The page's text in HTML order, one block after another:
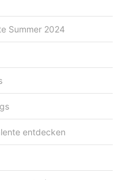
Summer 2024
entdecken